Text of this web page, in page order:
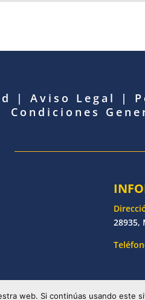
| Aviso Legal |
Condiciones
28935,
por Bankoi Software
web. Si continúas usando este